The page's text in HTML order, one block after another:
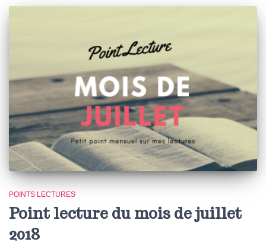
POINTS LECTURES
Point lecture du mois de juillet
2018